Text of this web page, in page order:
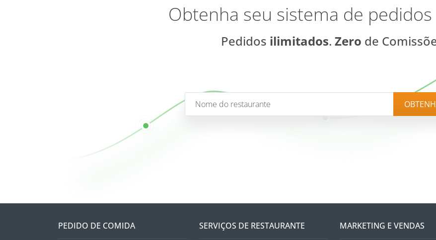
Obtenha seu sistema de pedidos
Pedidos ilimitados. Zero de
PEDIDO DE COMIDA SERVIÇOS DE RESTAURANTE MARKETING E VENDAS